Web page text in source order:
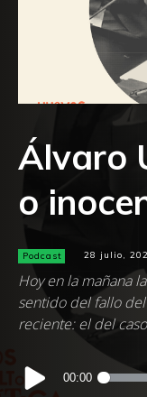
Álvaro
o
Podcast 28 julio,
Hoy en la mañana
sentido del fallo
reciente: el del
Reproductor
de
00:00